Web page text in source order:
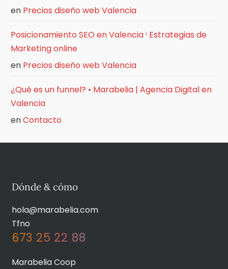
en Precios diseño web Valencia
Posicionamiento SEO en Valencia ᶥ Estrategias de
Marketing online
en Precios diseño web Valencia
¿Qué es un funnel? • Marabelia | Agencia Digital en
Valencia
enContacto
Dónde & cómo
hola@marabelia.com
Tfno
673 25 22 88
Marabelia Coop